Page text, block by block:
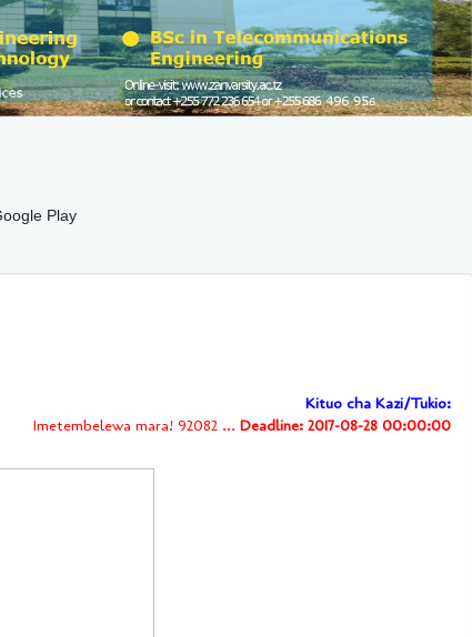
Play
Kituo cha Kazi/Tukio:
Imetembelewa mara! 92082 ... Deadline: 2017-08-28 00:00:00